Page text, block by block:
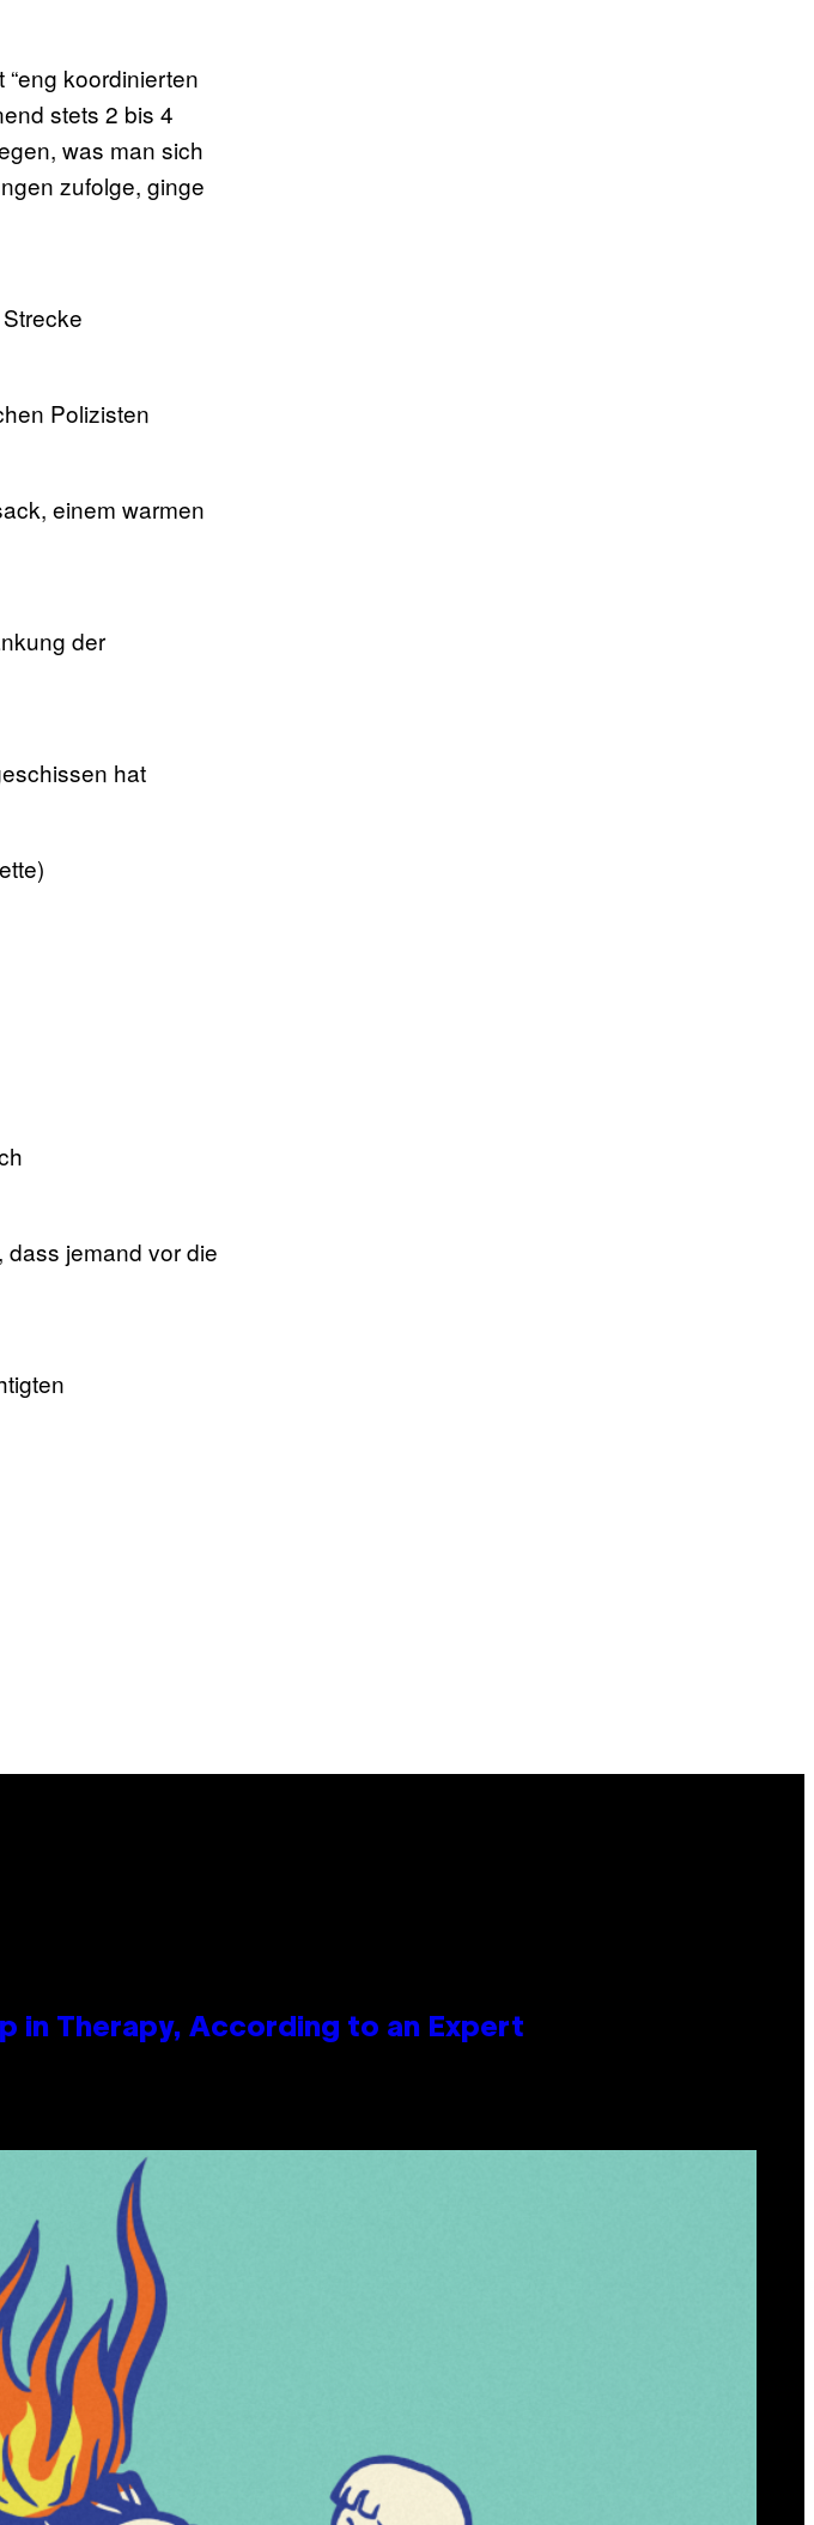
koordinierten
stets 2 bis 4
was man sich
zufolge, ginge
Polizisten
einem warmen
der
hat
jemand vor die
in Therapy, According to an Expert